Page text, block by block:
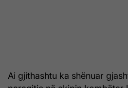
Ai gjithashtu ka shënuar